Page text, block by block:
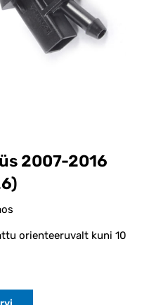
2007-2016
orienteeruvalt kuni 10